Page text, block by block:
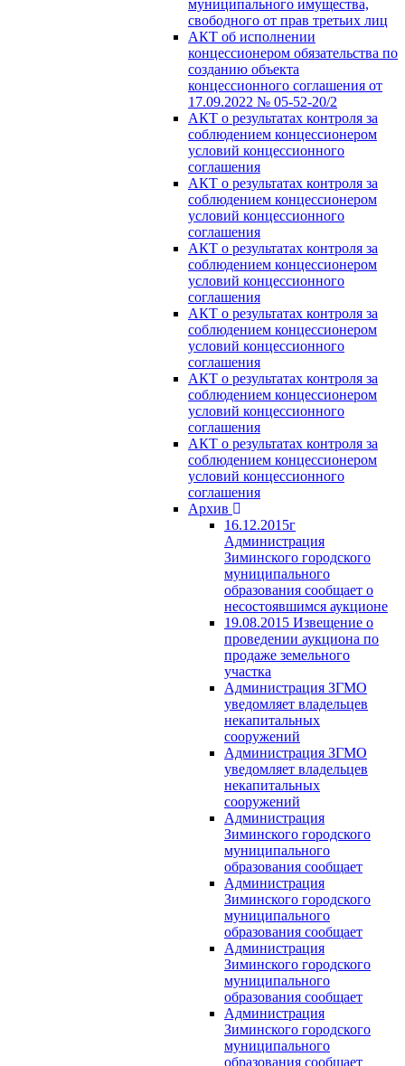
муниципального имущества,
свободного от прав третьих лиц
АКТ об исполнении
концессионером обязательства по
созданию объекта
концессионного соглашения от
17.09.2022 № 05-52-20/2
АКТ о результатах контроля за
соблюдением концессионером
условий концессионного
соглашения
АКТ о результатах контроля за
соблюдением концессионером
условий концессионного
соглашения
АКТ о результатах контроля за
соблюдением концессионером
условий концессионного
соглашения
АКТ о результатах контроля за
соблюдением концессионером
условий концессионного
соглашения
АКТ о результатах контроля за
соблюдением концессионером
условий концессионного
соглашения
АКТ о результатах контроля за
соблюдением концессионером
условий концессионного
соглашения
Архив
16.12.2015г
Администрация
Зиминского городского
муниципального
образования сообщает о
несостоявшимся аукционе
19.08.2015 Извещение о
проведении аукциона по
продаже земельного
участка
Администрация ЗГМО
уведомляет владельцев
некапитальных
сооружений
Администрация ЗГМО
уведомляет владельцев
некапитальных
сооружений
Администрация
Зиминского городского
муниципального
образования сообщает
Администрация
Зиминского городского
муниципального
образования сообщает
Администрация
Зиминского городского
муниципального
образования сообщает
Администрация
Зиминского городского
муниципального
образования сообщает